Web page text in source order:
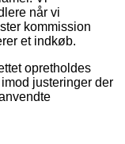
når vi
kommission
et indkøb.
opretholdes
justeringer der